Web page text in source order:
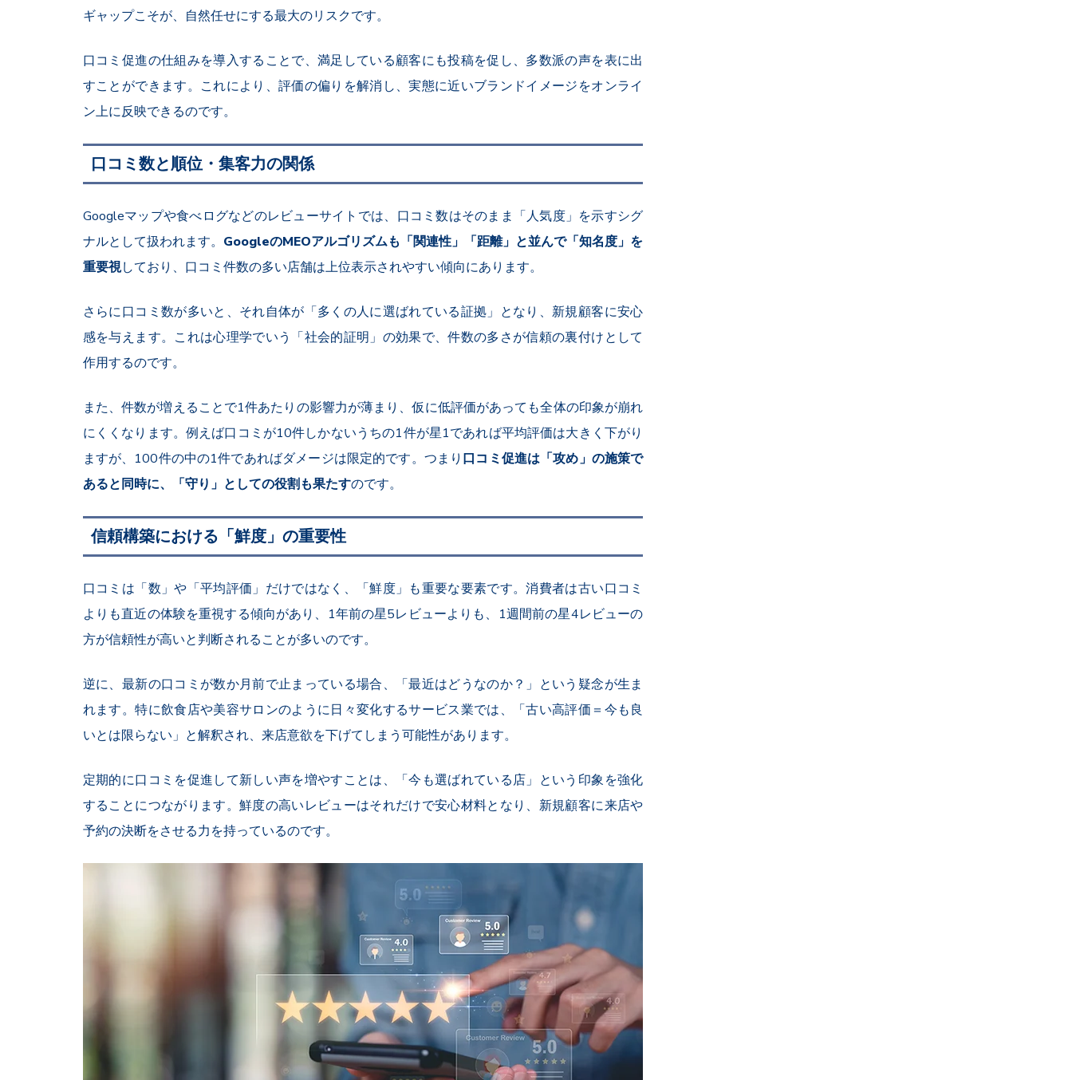
ギャップこそが、自然任せにする最大のリスクです。
口コミ促進の仕組みを導入することで、満足している顧客にも投稿を促し、多数派の声を表に出
すことができます。これにより、評価の偏りを解消し、実態に近いブランドイメージをオンライ
ン上に反映できるのです。
口コミ数と順位・集客力の関係
Googleマップや食べログなどのレビューサイトでは、口コミ数はそのまま「人気度」を示すシグ
ナルとして扱われます。 GoogleのMEOアルゴリズムも「関連性」「距離」と並んで「知名度」を
重要視しており、口コミ件数の多い店舗は上位表示されやすい傾向にあります。
さらに口コミ数が多いと、それ自体が「多くの人に選ばれている証拠」となり、新規顧客に安心
感を与えます。これは心理学でいう「社会的証明」の効果で、件数の多さが信頼の裏付けとして
作用するのです。
また、件数が増えることで1件あたりの影響力が薄まり、仮に低評価があっても全体の印象が崩れ
にくくなります。例えば口コミが10件しかないうちの1件が星1であれば平均評価は大きく下がり
ますが、 100件の中の1件であればダメージは限定的です。つまり 口コミ促進は「攻め」の施策で
あると同時に、「守り」としての役割も果たすのです。
信頼構築における「鮮度」の重要性
口コミは「数」や「平均評価」だけではなく、「鮮度」も重要な要素です。消費者は古い口コミ
よりも直近の体験を重視する傾向があり、
1年前の星5レビューよりも、 1週間前の星4レビューの
方が信頼性が高いと判断されることが多いのです。
逆に、最新の口コミが数か月前で止まっている場合、「最近はどうなのか？」という疑念が生ま
れます。特に飲食店や美容サロンのように日々変化するサービス業では、「古い高評価＝今も良
いとは限らない」と解釈され、来店意欲を下げてしまう可能性があります。
定期的に口コミを促進して新しい声を増やすことは、「今も選ばれている店」という印象を強化
することにつながります。鮮度の高いレビューはそれだけで安心材料となり、新規顧客に来店や
予約の決断をさせる力を持っているのです。